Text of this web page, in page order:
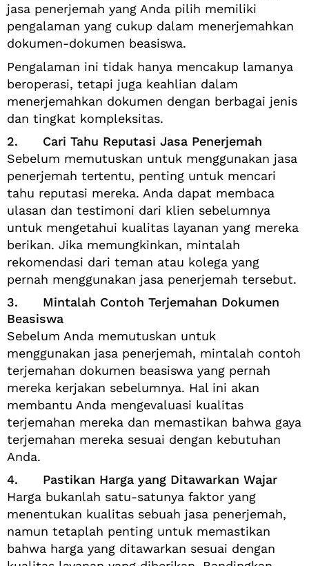
jasa penerjemah yang Anda pilih memiliki
pengalaman yang cukup dalam menerjemahkan
dokumen-dokumen beasiswa.
Pengalaman ini tidak hanya mencakup lamanya
beroperasi, tetapi juga keahlian dalam
menerjemahkan dokumen dengan berbagai jenis
dan tingkat kompleksitas.
2. Cari Tahu Reputasi Jasa Penerjemah
Sebelum memutuskan untuk menggunakan jasa
penerjemah tertentu, penting untuk mencari
tahu reputasi mereka. Anda dapat membaca
ulasan dan testimoni dari klien sebelumnya
untuk mengetahui kualitas layanan yang mereka
berikan. Jika memungkinkan, mintalah
rekomendasi dari teman atau kolega yang
pernah menggunakan jasa penerjemah tersebut.
3. Mintalah Contoh Terjemahan Dokumen
Beasiswa
Sebelum Anda memutuskan untuk
menggunakan jasa penerjemah, mintalah contoh
terjemahan dokumen beasiswa yang pernah
mereka kerjakan sebelumnya. Hal ini akan
membantu Anda mengevaluasi kualitas
terjemahan mereka dan memastikan bahwa gaya
terjemahan mereka sesuai dengan kebutuhan
Anda.
4. Pastikan Harga yang Ditawarkan Wajar
Harga bukanlah satu-satunya faktor yang
menentukan kualitas sebuah jasa penerjemah,
namun tetaplah penting untuk memastikan
bahwa harga yang ditawarkan sesuai dengan